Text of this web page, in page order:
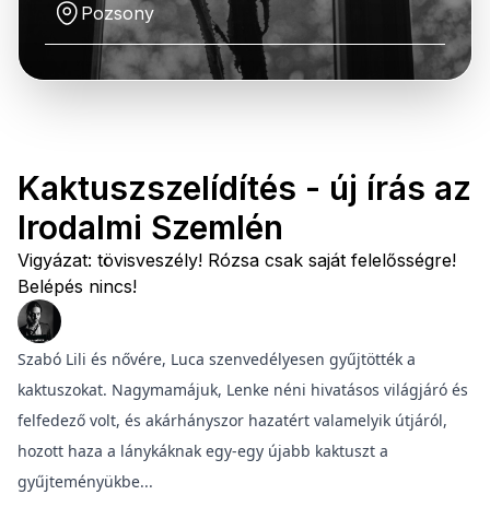
Pozsony
Kaktuszszelídítés - új írás az
Irodalmi Szemlén
Vigyázat: tövisveszély! Rózsa csak saját felelősségre!
Belépés nincs!
Szabó Lili és nővére, Luca szenvedélyesen gyűjtötték a
kaktuszokat. Nagymamájuk, Lenke néni hivatásos világjáró és
felfedező volt, és akárhányszor hazatért valamelyik útjáról,
hozott haza a lánykáknak egy-egy újabb kaktuszt a
gyűjteményükbe...